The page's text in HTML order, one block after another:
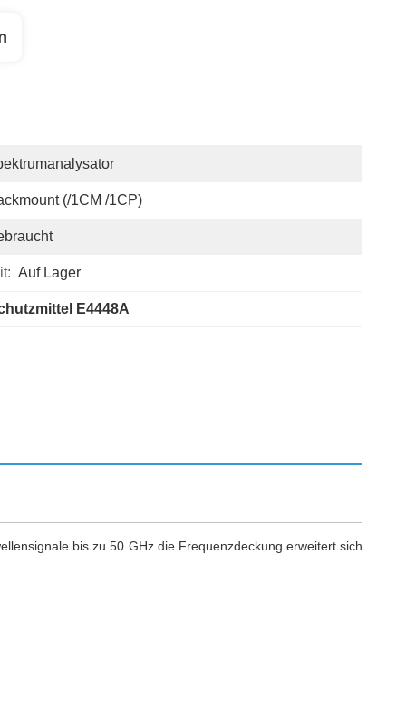
(/1CM /1CP)
Auf Lager
E4448A
bis zu 50 GHz.die Frequenzdeckung erweitert sich